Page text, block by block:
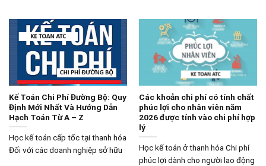
Kế Toán Chi Phí Đường Bộ: Quy
Định Mới Nhất Và Hướng Dẫn
Hạch Toán Từ A – Z
Học kế toán cấp tốc tại thanh hóa
Đối với các doanh nghiệp sở hữu
Các khoản chi phí có tính chất
phúc lợi cho nhân viên năm
2026 được tính vào chi phí hợp
lý
Học kế toán ở thanh hóa Chi phí
phúc lợi dành cho người lao động